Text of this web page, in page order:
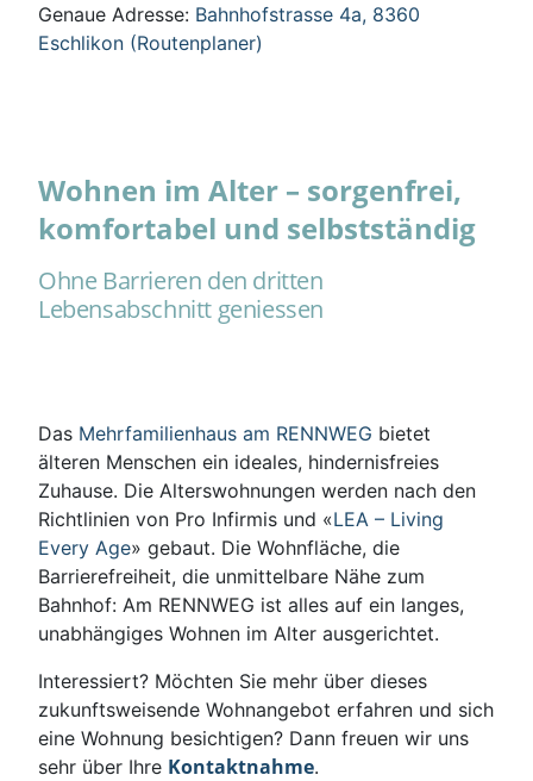
Genaue Adresse: Bahnhofstrasse 4a, 8360
Eschlikon (Routenplaner)
Wohnen im Alter – sorgenfrei,
komfortabel und selbstständig
Ohne Barrieren den dritten
Lebensabschnitt geniessen
Das Mehrfamilienhaus am RENNWEG bietet
älteren Menschen ein ideales, hindernisfreies
Zuhause. Die Alterswohnungen werden nach den
Richtlinien von Pro Infirmis und «LEA – Living
Every Age» gebaut. Die Wohnfläche, die
Barrierefreiheit, die unmittelbare Nähe zum
Bahnhof: Am RENNWEG ist alles auf ein langes,
unabhängiges Wohnen im Alter ausgerichtet.
Interessiert? Möchten Sie mehr über dieses
zukunftsweisende Wohnangebot erfahren und sich
eine Wohnung besichtigen? Dann freuen wir uns
sehr über Ihre Kontaktnahme.